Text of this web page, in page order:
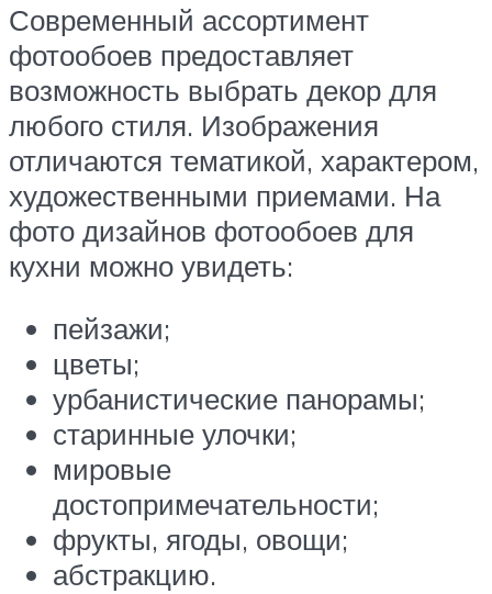
Современный ассортимент
фотообоев предоставляет
возможность выбрать декор для
любого стиля. Изображения
отличаются тематикой, характером,
художественными приемами. На
фото дизайнов фотообоев для
кухни можно увидеть:
пейзажи;
цветы;
урбанистические панорамы;
старинные улочки;
мировые
достопримечательности;
фрукты, ягоды, овощи;
абстракцию.